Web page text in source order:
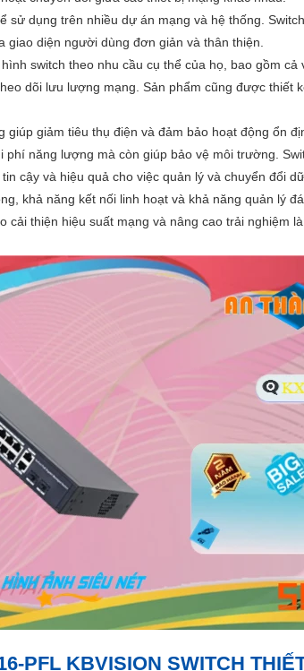
PFL KBVISION SWITCH
Uplink 1G + 2 cổng quang) Layer 2 unmanaged.
SFP ports 1000Mbps + 2 port Uplink 1000Mbps (sử
PoE: <=100 m cáp cat5 hay cat6 (10/100Mbps)
đế 250m cho cáp cat6 (10 Mbps)/ cổng SFP:
cho tất cả các cổng PoE
Speeddome (màu cam), cổng 3-16: 30W